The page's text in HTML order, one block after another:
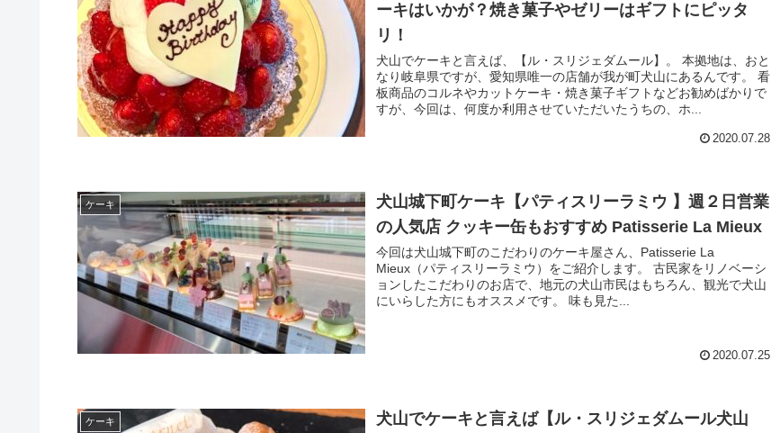
ーキはいかが？焼き菓子やゼリーはギフトにピッタ
リ！
犬山でケーキと言えば、【ル・スリジェダムール】。 本拠地は、おと
なり岐阜県ですが、愛知県唯一の店舗が我が町犬山にあるんです。 看
板商品のコルネやカットケーキ・焼き菓子ギフトなどお勧めばかりで
すが、今回は、何度か利用させていただいたうちの、ホ...
2020.07.28
ケーキ
犬山城下町ケーキ【パティスリーラミウ 】週２日営業
の人気店 クッキー缶もおすすめ Patisserie La Mieux
今回は犬山城下町のこだわりのケーキ屋さん、Patisserie La
Mieux（パティスリーラミウ）をご紹介します。 古民家をリノベーシ
ョンしたこだわりのお店で、地元の犬山市民はもちろん、観光で犬山
にいらした方にもオススメです。 味も見た...
2020.07.25
ケーキ
犬山でケーキと言えば【ル・スリジェダムール犬山